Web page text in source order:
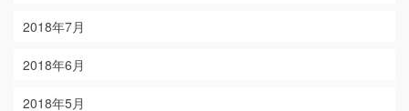
2018年7月
2018年6月
2018年5月